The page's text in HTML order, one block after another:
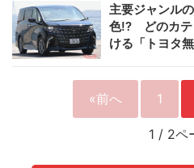
主要ジャンル
色!? どのカテ
ける「トヨタ
«前へ 1
1 / 2ペ